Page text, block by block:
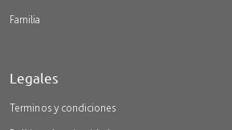
Familia
Legales
Terminos y condiciones